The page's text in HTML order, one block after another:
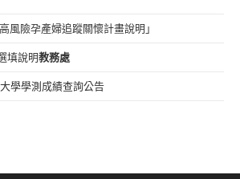
風險孕產婦追蹤關懷計畫說明」
填說明教務處
學學測成績查詢公告